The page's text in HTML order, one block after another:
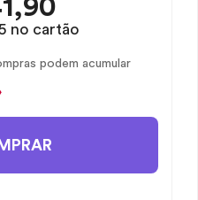
no cartão
podem acumular